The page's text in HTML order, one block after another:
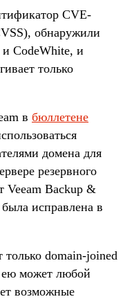
CVE-
обнаружили
CodeWhite, и
только
в бюллетене
домена для
резервного
Veeam Backup &
исправлена в
только domain-joined
ею может любой
возможные